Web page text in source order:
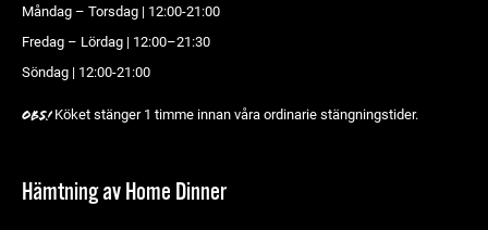
Måndag – Torsdag | 12:00-21:00
Fredag – Lördag | 12:00–21:30
Söndag | 12:00-21:00
Obs!Köket stänger 1 timme innan våra ordinarie stängningstider.
Hämtning av Home Dinner